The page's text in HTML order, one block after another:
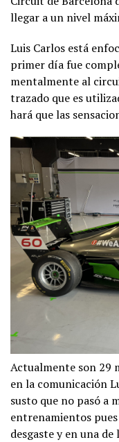
llegar a un nivel
Luis Carlos está
primer día fue
mentalmente al
trazado que es
hará que las
Actualmente son 29
en la comunicación
susto que no pasó a
entrenamientos
desgaste y en una